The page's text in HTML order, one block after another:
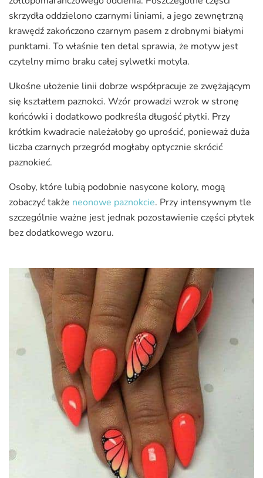
skrzydła oddzielono czarnymi liniami, a jego zewnętrzną
krawędź zakończono czarnym pasem z drobnymi białymi
punktami. To właśnie ten detal sprawia, że motyw jest
czytelny mimo braku całej sylwetki motyla.
Ukośne ułożenie linii dobrze współpracuje ze zwężającym
się kształtem paznokci. Wzór prowadzi wzrok w stronę
końcówki i dodatkowo podkreśla długość płytki. Przy
krótkim kwadracie należałoby go uprościć, ponieważ duża
liczba czarnych przegród mogłaby optycznie skrócić
paznokieć.
Osoby, które lubią podobnie nasycone kolory, mogą
zobaczyć także neonowe paznokcie. Przy intensywnym tle
szczególnie ważne jest jednak pozostawienie części płytek
bez dodatkowego wzoru.